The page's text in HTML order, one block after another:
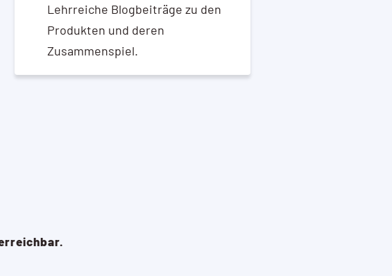
Lehrreiche Blogbeiträge zu den
Produkten und deren
Zusammenspiel.